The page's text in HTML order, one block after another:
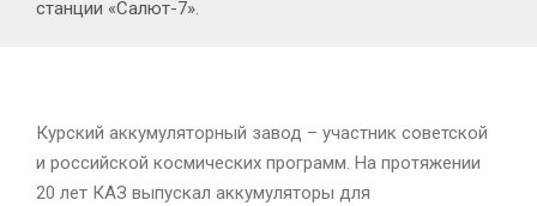
станции «Салют-7».
Курский аккумуляторный завод – участник советской
и российской космических программ. На протяжении
20 лет КАЗ выпускал аккумуляторы для